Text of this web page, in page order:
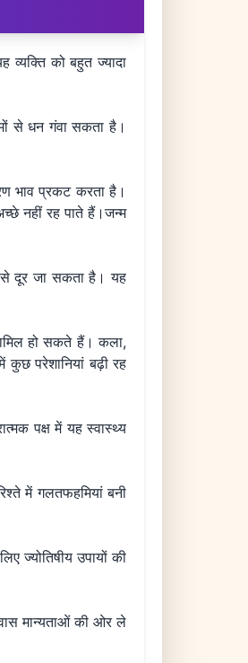
को बहुत ज्यादा
से धन गंवा सकता है।
भाव प्रकट करता है।
नहीं रह पाते हैं।जन्म
से दूर जा सकता है। यह
हो सकते हैं। कला,
कुछ परेशानियां बढ़ी रह
पक्ष में यह स्वास्थ्य
में गलतफहमियां बनी
ज्योतिषीय उपायों की
मान्यताओं की ओर ले